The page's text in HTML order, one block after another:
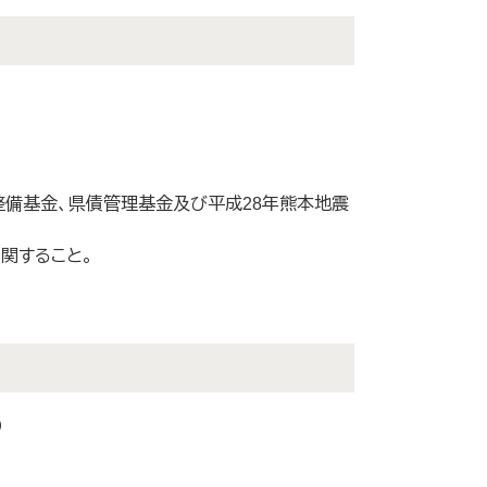
基金、県債管理基金及び平成28年熊本地震
ること。